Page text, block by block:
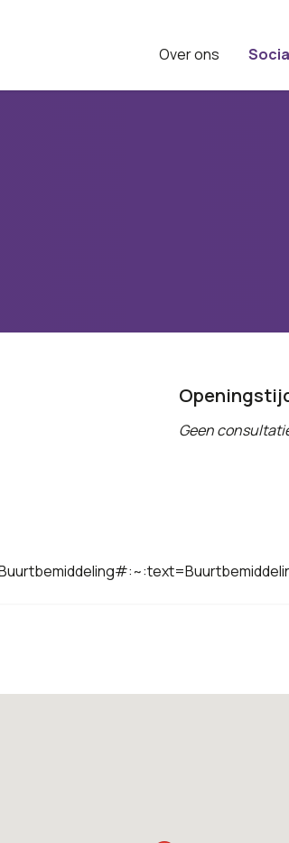
Over ons
Geen